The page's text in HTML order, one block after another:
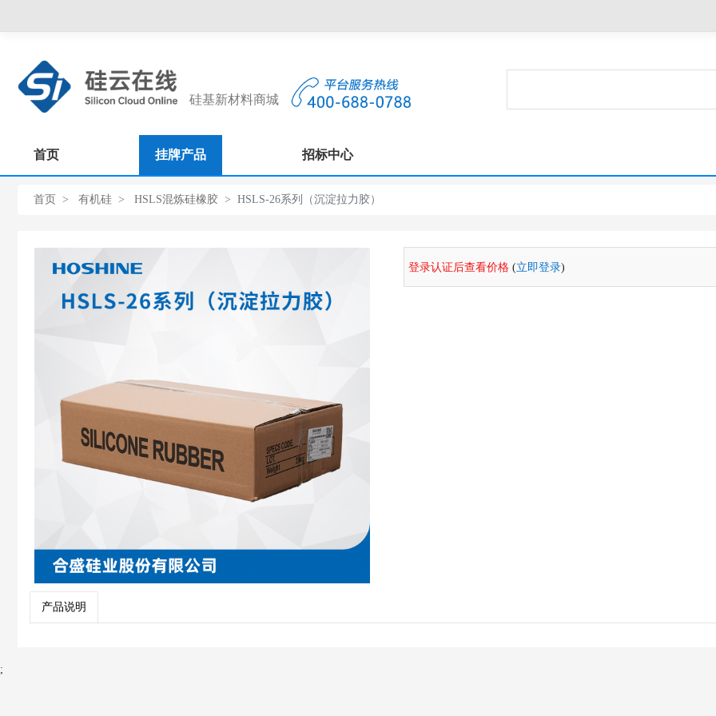
硅基新材料商城
首页 挂牌产品 招标中心
首页 有机硅 HSLS混炼硅橡胶 HSLS-26系列（沉淀拉力胶）
登录认证后查看价格 (立即登录)
产品说明
;